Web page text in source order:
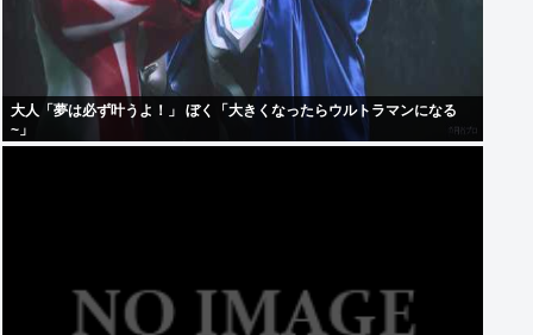
大人「夢は必ず叶うよ！」 ぼく「大きくなったらウルトラマンになる
~」